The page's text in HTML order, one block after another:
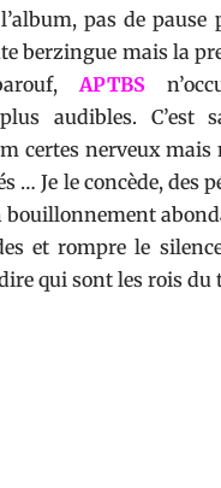
pas de pause
berzingue mais la
APTBS
audibles. C’est
certes nerveux mais
… Je le concède, des
bouillonnement
et rompre le
qui sont les rois du